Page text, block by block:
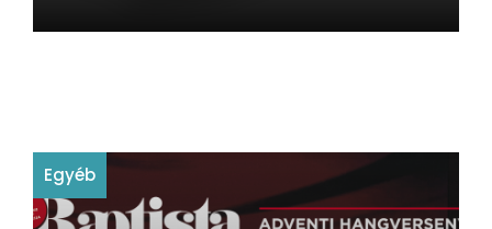
Egyéb